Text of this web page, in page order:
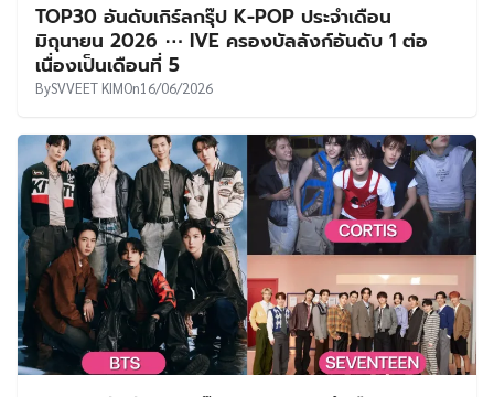
TOP30 อันดับเกิร์ลกรุ๊ป K-POP ประจำเดือน
มิถุนายน 2026 ⋯ IVE ครองบัลลังก์อันดับ 1 ต่อ
เนื่องเป็นเดือนที่ 5
BySVVEET KIMOn16/06/2026